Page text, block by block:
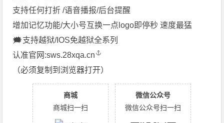
支持任何打折 /语音播报/后台提醒
增加记忆功能/大小号互换一点logo即停秒 速度最猛
🗯支持越狱/IOS免越狱全系列
认准官网:sws.28xqa.cn
（必须复制到浏览器打开）
商城
商城扫一扫
微信公众号
微信公众号扫一扫